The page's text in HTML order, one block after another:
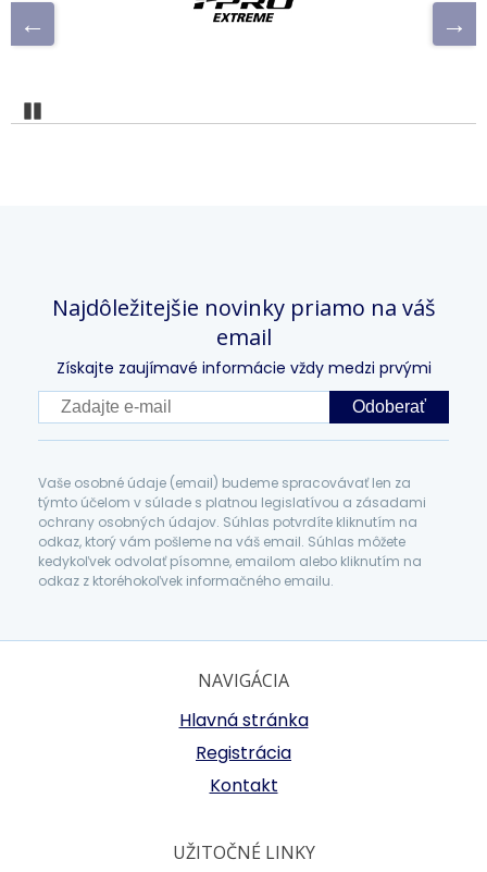
Najdôležitejšie novinky priamo na váš
email
Získajte zaujímavé informácie vždy medzi prvými
Odoberať
Vaše osobné údaje (email) budeme spracovávať len za
týmto účelom v súlade s platnou legislatívou a zásadami
ochrany osobných údajov. Súhlas potvrdíte kliknutím na
odkaz, ktorý vám pošleme na váš email. Súhlas môžete
kedykoľvek odvolať písomne, emailom alebo kliknutím na
odkaz z ktoréhokoľvek informačného emailu.
NAVIGÁCIA
Hlavná stránka
Registrácia
Kontakt
UŽITOČNÉ LINKY